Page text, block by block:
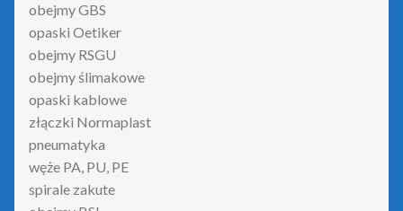
obejmy GBS
opaski Oetiker
obejmy RSGU
obejmy ślimakowe
opaski kablowe
złączki Normaplast
pneumatyka
węże PA, PU, PE
spirale zakute